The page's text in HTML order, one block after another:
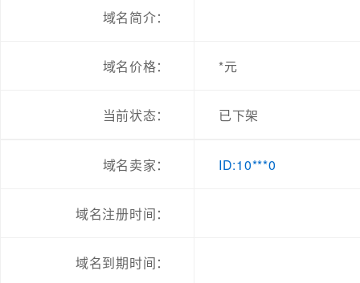
域名简介：
域名价格： *元
当前状态： 已下架
域名卖家： ID:10***0
域名注册时间：
域名到期时间：